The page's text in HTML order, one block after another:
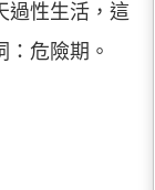
過性生活，這
危險期。